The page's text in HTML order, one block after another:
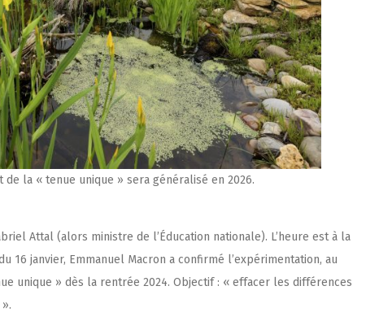
la « tenue unique » sera généralisé en 2026.
Attal (alors ministre de l’Éducation nationale). L’heure est à la
16 janvier, Emmanuel Macron a confirmé l’expérimentation, au
unique » dès la rentrée 2024. Objectif : « effacer les différences